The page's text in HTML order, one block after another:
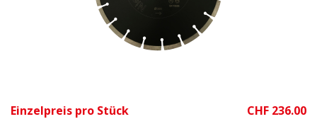
Einzelpreis pro Stück CHF 236.00